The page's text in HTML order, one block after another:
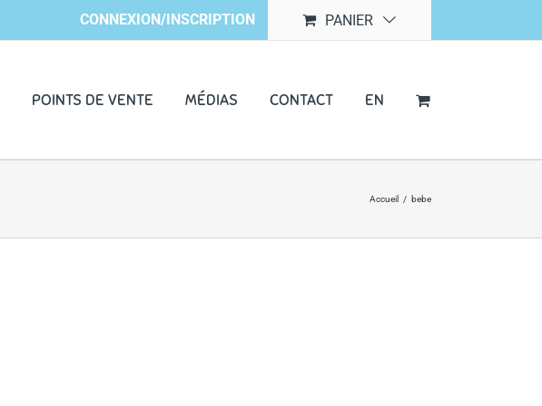
CONNEXION/INSCRIPTION PANIER
POINTS DE VENTE MÉDIAS CONTACT EN
Accueil / bebe